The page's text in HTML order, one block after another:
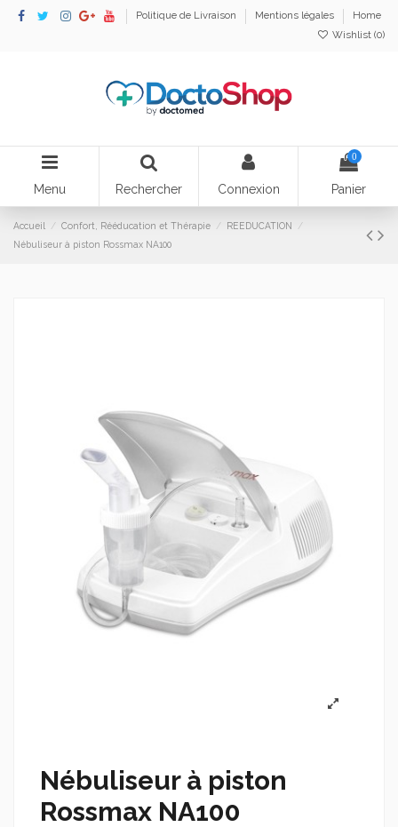
Politique de Livraison Mentions légales
Home
Wishlist (0)
Menu Rechercher Connexion
0
Panier
Accueil Confort, Rééducation et Thérapie
REEDUCATION
Nébuliseur à piston Rossmax NA100
Nébuliseur à piston
Rossmax NA100